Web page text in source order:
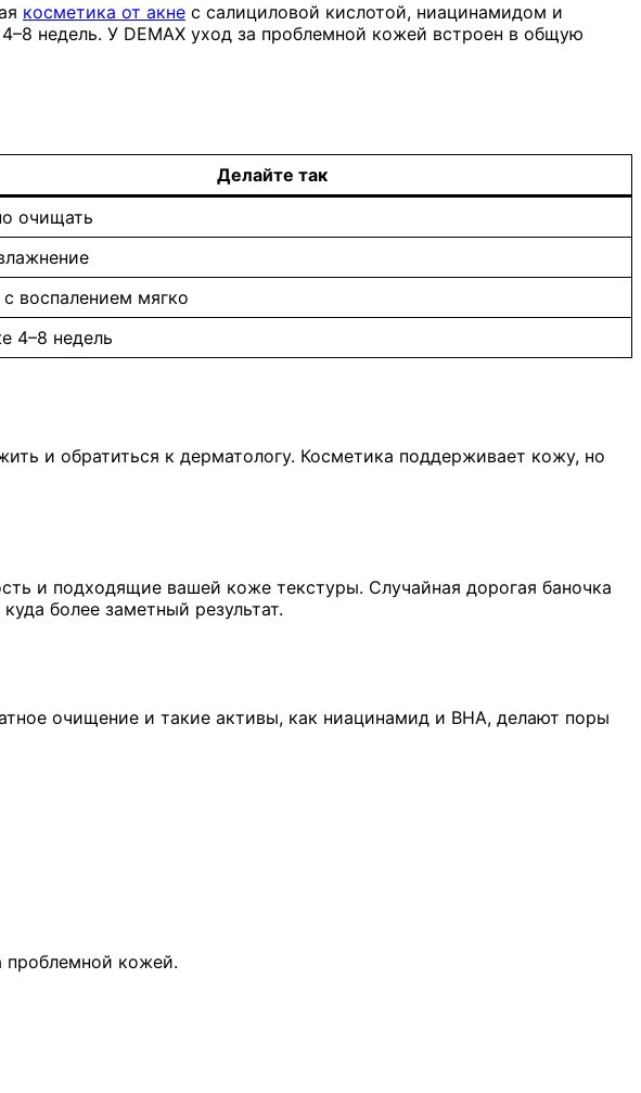
косметика от акне с салициловой кислотой, ниацинамидом и
недель. У DEMAX уход за проблемной кожей встроен в общую
Делайте так
очищать
с воспалением мягко
4–8 недель
и обратиться к дерматологу. Косметика поддерживает кожу, но
и подходящие вашей коже текстуры. Случайная дорогая баночка
более заметный результат.
очищение и такие активы, как ниацинамид и BHA, делают поры
проблемной кожей.